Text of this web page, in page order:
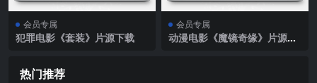
会员专属
犯罪电影《套装》片源下载
会员专属
动漫电影《魔镜奇缘》片源下
热门推荐